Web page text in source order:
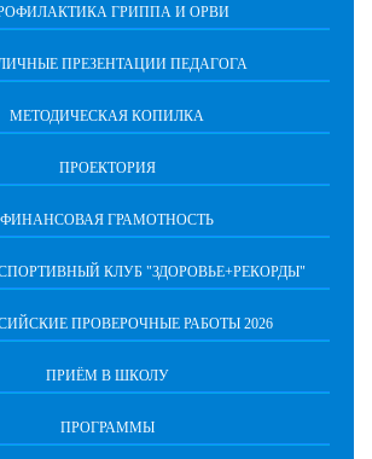
ГРИППА И ОРВИ
ПРЕЗЕНТАЦИИ ПЕДАГОГА
МЕТОДИЧЕСКАЯ КОПИЛКА
ПРОЕКТОРИЯ
ФИНАНСОВАЯ ГРАМОТНОСТЬ
КЛУБ "ЗДОРОВЬЕ+РЕКОРДЫ"
ПРОВЕРОЧНЫЕ РАБОТЫ 2026
ПРИЁМ В ШКОЛУ
ПРОГРАММЫ